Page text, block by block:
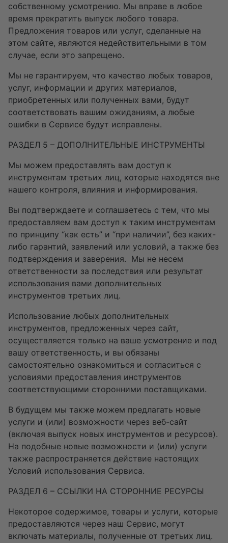
собственному усмотрению. Мы вправе в любое
время прекратить выпуск любого товара.
Предложения товаров или услуг, сделанные на
этом сайте, являются недействительными в том
случае, если это запрещено.
Мы не гарантируем, что качество любых товаров,
услуг, информации и других материалов,
приобретенных или полученных вами, будут
соответствовать вашим ожиданиям, а любые
ошибки в Сервисе будут исправлены.
РАЗДЕЛ 5 – ДОПОЛНИТЕЛЬНЫЕ ИНСТРУМЕНТЫ
Мы можем предоставлять вам доступ к
инструментам третьих лиц, которые находятся вне
нашего контроля, влияния и информирования.
Вы подтверждаете и соглашаетесь с тем, что мы
предоставляем вам доступ к таким инструментам
по принципу “как есть” и “при наличии”, без каких-
либо гарантий, заявлений или условий, а также без
подтверждения и заверения. Мы не несем
ответственности за последствия или результат
использования вами дополнительных
инструментов третьих лиц.
Использование любых дополнительных
инструментов, предложенных через сайт,
осуществляется только на ваше усмотрение и под
вашу ответственность, и вы обязаны
самостоятельно ознакомиться и согласиться с
условиями предоставления инструментов
соответствующими сторонними поставщиками.
В будущем мы также можем предлагать новые
услуги и (или) возможности через веб-сайт
(включая выпуск новых инструментов и ресурсов).
На подобные новые возможности и (или) услуги
также распространяется действие настоящих
Условий использования Сервиса.
РАЗДЕЛ 6 – ССЫЛКИ НА СТОРОННИЕ РЕСУРСЫ
Некоторое содержимое, товары и услуги, которые
предоставляются через наш Сервис, могут
включать материалы, полученные от третьих лиц.